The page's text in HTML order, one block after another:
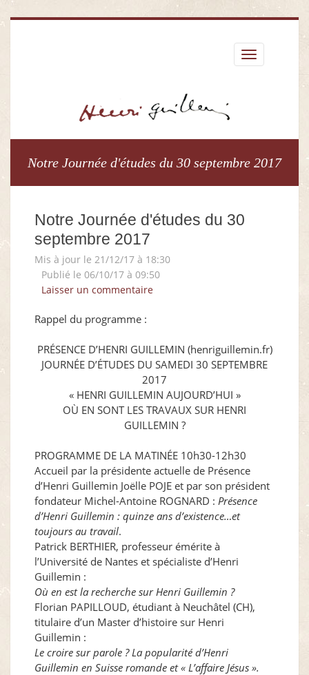
Déplier
le
Notre Journée d'études du 30 septembre 2017
Notre Journée d'études du 30
septembre 2017
Mis à jour le 21/12/17 à 18:30
Publié le 06/10/17 à 09:50
Laisser un commentaire
Rappel du programme :
PRÉSENCE D’HENRI GUILLEMIN (henriguillemin.fr)
JOURNÉE D’ÉTUDES DU SAMEDI 30 SEPTEMBRE
2017
« HENRI GUILLEMIN AUJOURD’HUI »
OÙ EN SONT LES TRAVAUX SUR HENRI
GUILLEMIN ?
PROGRAMME DE LA MATINÉE 10h30-12h30
Accueil par la présidente actuelle de Présence
d’Henri Guillemin Joëlle POJE et par son président
fondateur Michel-Antoine ROGNARD : Présence
d’Henri Guillemin : quinze ans d’existence…et
toujours au travail.
Patrick BERTHIER, professeur émérite à
l’Université de Nantes et spécialiste d’Henri
Guillemin :
Où en est la recherche sur Henri Guillemin ?
Florian PAPILLOUD, étudiant à Neuchâtel (CH),
titulaire d’un Master d’histoire sur Henri
Guillemin :
Le croire sur parole ? La popularité d’Henri
Guillemin en Suisse romande et « L’affaire Jésus ».